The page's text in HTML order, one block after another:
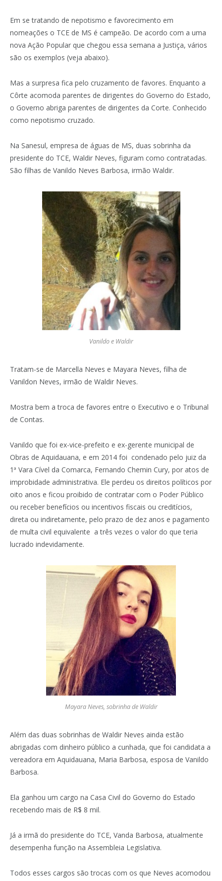
Em se tratando de nepotismo e favorecimento em
nomeações o TCE de MS é campeão. De acordo com a uma
nova Ação Popular que chegou essa semana a Justiça, vários
são os exemplos (veja abaixo).
Mas a surpresa fica pelo cruzamento de favores. Enquanto a
Côrte acomoda parentes de dirigentes do Governo do Estado,
o Governo abriga parentes de dirigentes da Corte. Conhecido
como nepotismo cruzado.
Na Sanesul, empresa de águas de MS, duas sobrinha da
presidente do TCE, Waldir Neves, figuram como contratadas.
São filhas de Vanildo Neves Barbosa, irmão Waldir.
Vanildo e Waldir
Tratam-se de Marcella Neves e Mayara Neves, filha de
Vanildon Neves, irmão de Waldir Neves.
Mostra bem a troca de favores entre o Executivo e o Tribunal
de Contas.
Vanildo que foi ex-vice-prefeito e ex-gerente municipal de
Obras de Aquidauana, e em 2014 foi condenado pelo juiz da
1ª Vara Cível da Comarca, Fernando Chemin Cury, por atos de
improbidade administrativa. Ele perdeu os direitos políticos por
oito anos e ficou proibido de contratar com o Poder Público
ou receber benefícios ou incentivos fiscais ou creditícios,
direta ou indiretamente, pelo prazo de dez anos e pagamento
de multa civil equivalente a três vezes o valor do que teria
lucrado indevidamente.
Mayara Neves, sobrinha de Waldir
Além das duas sobrinhas de Waldir Neves ainda estão
abrigadas com dinheiro público a cunhada, que foi candidata a
vereadora em Aquidauana, Maria Barbosa, esposa de Vanildo
Barbosa.
Ela ganhou um cargo na Casa Civil do Governo do Estado
recebendo mais de R$ 8 mil.
Já a irmã do presidente do TCE, Vanda Barbosa, atualmente
desempenha função na Assembleia Legislativa.
Todos esses cargos são trocas com os que Neves acomodou